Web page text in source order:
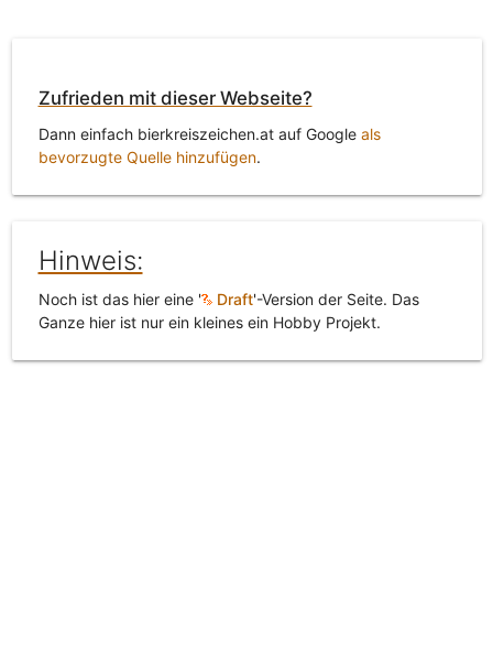
Zufrieden mit dieser Webseite?
Dann einfach bierkreiszeichen.at auf Google als
bevorzugte Quelle hinzufügen.
Hinweis:
Noch ist das hier eine ' Draft'-Version der Seite. Das
Ganze hier ist nur ein kleines ein Hobby Projekt.